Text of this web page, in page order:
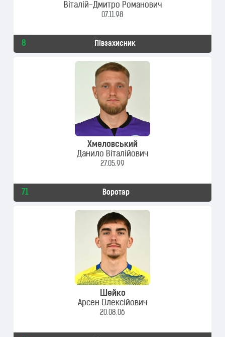
Віталій-Дмитро Романович
07.11.98
8 Півзахисник
Хмеловський
Данило Віталійович
27.05.99
71 Воротар
Шейко
Арсен Олексійович
20.08.06